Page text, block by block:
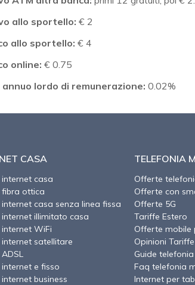
allo sportello: € 2
allo sportello: € 4
online: € 0.75
annuo lordo di remunerazione: 0.02%
CASA
casa
ottica
casa senza linea fissa
illimitato casa
WiFi
satellitare
e fisso
business
TELEFONIA
Offerte
Offerte con
Offerte 5G
Tariffe Estero
Offerte mobile
Opinioni
Guide
Faq telefonia
Internet per